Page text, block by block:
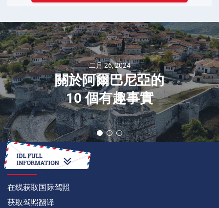
二月 26, 2024
關於阿爾巴尼亞的
10 個有趣事實
如何
在线获取国际驾照
获取驾照翻译